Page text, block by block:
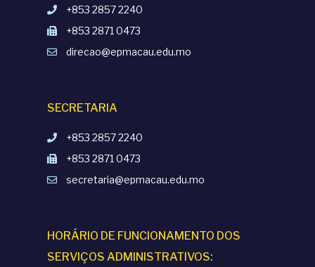
+853 2857 2240
+853 2871 0473
direcao@epmacau.edu.mo
SECRETARIA
+853 2857 2240
+853 2871 0473
secretaria@epmacau.edu.mo
HORÁRIO DE FUNCIONAMENTO DOS
SERVIÇOS ADMINISTRATIVOS: